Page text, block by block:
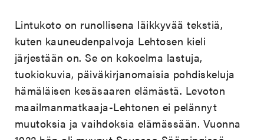
Lintukoto on runollisena läikkyvää tekstiä,
kuten kauneudenpalvoja Lehtosen kieli
järjestään on. Se on kokoelma lastuja,
tuokiokuvia, päiväkirjanomaisia pohdiskeluja
hämäläisen kesäsaaren elämästä. Levoton
maailmanmatkaaja-Lehtonen ei pelännyt
muutoksia ja vaihdoksia elämässään. Vuonna